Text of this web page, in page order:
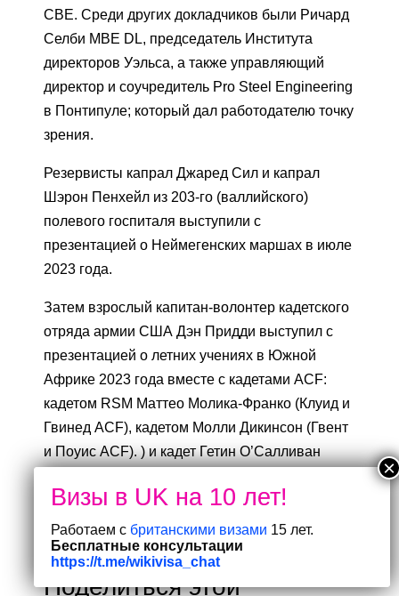
CBE. Среди других докладчиков были Ричард
Селби MBE DL, председатель Института
директоров Уэльса, а также управляющий
директор и соучредитель Pro Steel Engineering
в Понтипуле; который дал работодателю точку
зрения.
Резервисты капрал Джаред Сил и капрал
Шэрон Пенхейл из 203-го (валлийского)
полевого госпиталя выступили с
презентацией о Неймегенских маршах в июле
2023 года.
Затем взрослый капитан-волонтер кадетского
отряда армии США Дэн Придди выступил с
презентацией о летних учениях в Южной
Африке 2023 года вместе с кадетами ACF:
кадетом RSM Маттео Молика-Франко (Клуид и
Гвинед ACF), кадетом Молли Дикинсон (Гвент
и Поуис ACF). ) и кадет Гетин О’Салливан
Андреа Бирн.
Поделиться этой
Работаем с британскими визами 15 лет.
Бесплатные консультации
https://t.me/wikivisa_chat